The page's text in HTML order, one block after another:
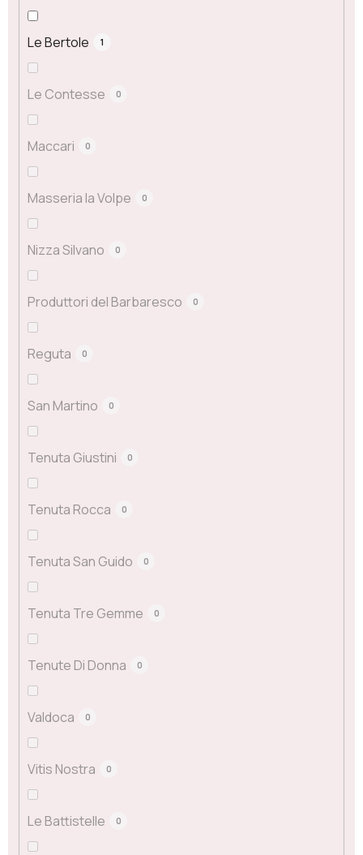
Le Bertole 1
Le Contesse 0
Maccari 0
Masseria la Volpe 0
Nizza Silvano 0
Produttori del Barbaresco 0
Reguta 0
San Martino 0
Tenuta Giustini 0
Tenuta Rocca 0
Tenuta San Guido 0
Tenuta Tre Gemme 0
Tenute Di Donna 0
Valdoca 0
Vitis Nostra 0
Le Battistelle 0